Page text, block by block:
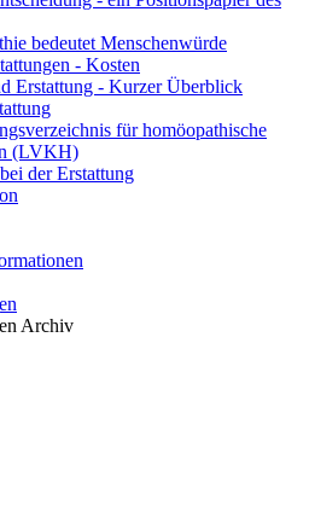
bedeutet Menschenwürde
- Kosten
Erstattung - Kurzer Überblick
für homöopathische
(LVKH)
der Erstattung
Archiv